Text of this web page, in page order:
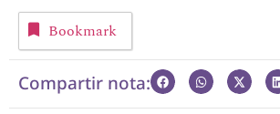
Bookmark
Compartir nota: